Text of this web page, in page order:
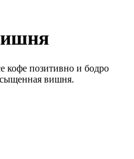
кофе позитивно и бодро
вишня.